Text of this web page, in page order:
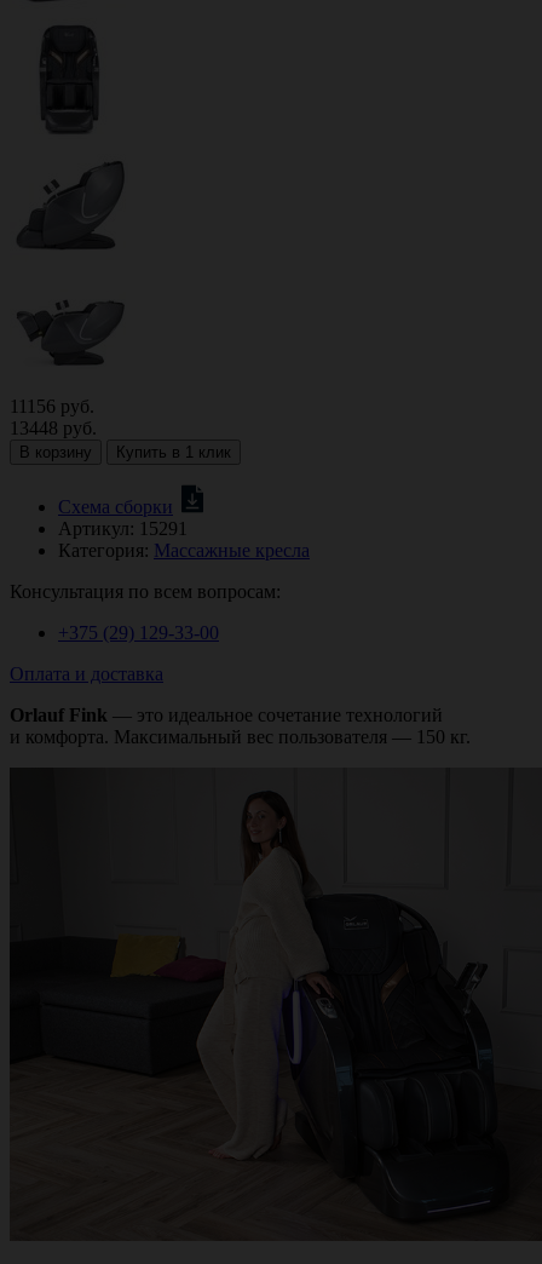
11156 руб.
13448 руб.
В корзину Купить в 1 клик
Схема сборки
Артикул: 15291
Категория: Массажные кресла
Консультация по всем вопросам:
+375 (29) 129-33-00
Оплата и доставка
Orlauf Fink — это идеальное сочетание технологий
и комфорта. Максимальный вес пользователя — 150 кг.